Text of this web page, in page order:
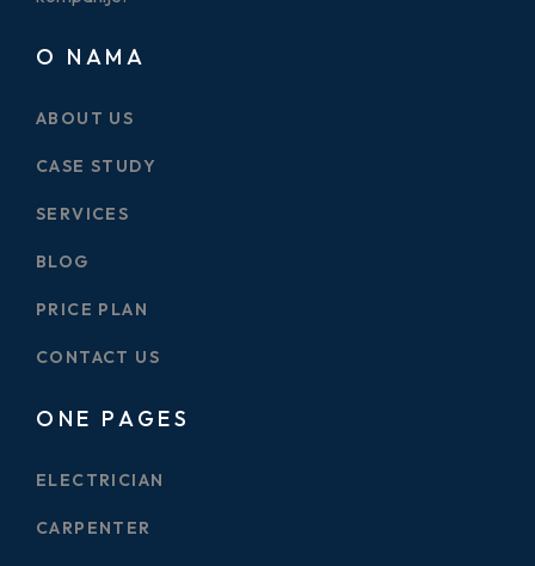
O NAMA
ABOUT US
CASE STUDY
SERVICES
BLOG
PRICE PLAN
CONTACT US
ONE PAGES
ELECTRICIAN
CARPENTER